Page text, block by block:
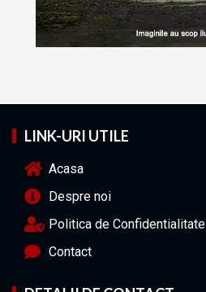
LINK-URI UTILE
Acasa
Despre noi
Politica de Confidentialitate
Contact